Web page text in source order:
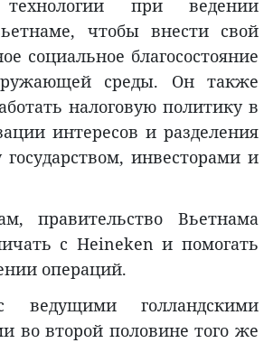
технологии при ведении
чтобы внести свой
социальное благосостояние
среды. Он также
налоговую политику в
интересов и разделения
инвесторами и
правительство Вьетнама
с Heineken и помогать
операций.
голландскими
во второй половине того же